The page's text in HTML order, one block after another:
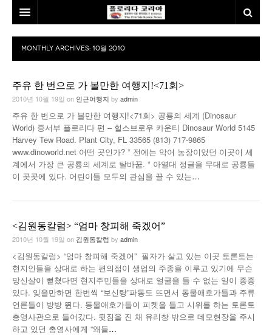
홈
본사소개
뉴스
동포
미국
칼럼
발행인칼럼
김명열칼럼
김원동칼럼
건강
본보특집
독자광장
인근여행지
놀이공원
낚시/비치
골프
인터뷰/탐방
MONTHLY ARCHIVES: 10월 2010
주유 한 번으로 가 볼만한 여행지!<71회>
2010년 10월 19일 on 인근여행지 by admin
주유 한 번으로 가 볼만한 여행지!<71회> 공룡의 세계 (Dinosaur
World) 중서부 플로리다 편 – 힐스브로우 카운티 Dinosaur World 5145
Harvey Tew Road. Plant City, FL 33565 (813) 717-9865
www.dinoworld.net 어떤 곳인가? * 전에는 악어 농장이었던 이곳이 세
계에서 가장 큰 공룡의 세계로 탈바꿈. * 아열대 정글을 무대로 공룡들
이 곳곳에 있다. 어린이들 모두의 관심을 끌 수 있는…
<김원동칼럼> “엄마 창피해 죽겠어”
2010년 10월 19일 on 김원동칼럼 by admin
<김원동칼럼> “엄마 창피해 죽겠어” 필자가 살고 있는 이곳 토론토는
현지인들을 상대로 하는 편의점이 생업의 주종을 이루고 있기에 무슨
망신살이 뻗쳤다면 현지주민들을 상대로 얼굴을 들 수 없는 일이 종종
있다. 잊을만하면 한번씩 “보신탕”파동도 뜨면서 동물애호가들과 주류
언론들이 방방 뛴다. 동물애호가들이 피켓을 들고 시위를 하는 토론토
총영사관으로 들어갔다. 뒷짐을 진 채 유리창 밖으로 데모현장을 주시
하고 있던 총영사에게 “왜들…